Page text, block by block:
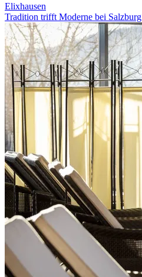
Elixhausen
Tradition trifft Moderne bei Salzburg